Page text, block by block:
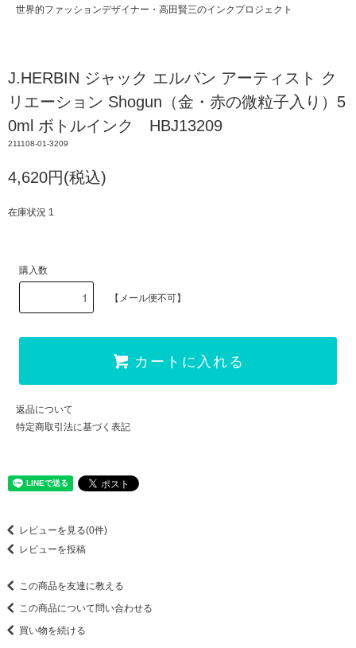
世界的ファッションデザイナー・高田賢三のインクプロジェクト
J.HERBIN ジャック エルバン アーティスト ク
リエーション Shogun（金・赤の微粒子入り）5
0ml ボトルインク HBJ13209
211108-01-3209
4,620円(税込)
在庫状況 1
購入数
【メール便不可】
カートに入れる
返品について
特定商取引法に基づく表記
レビューを見る(0件)
レビューを投稿
この商品を友達に教える
この商品について問い合わせる
買い物を続ける